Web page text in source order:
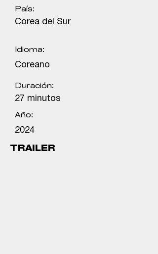
País:
Corea del Sur
Idioma:
Coreano
Duración:
27 minutos
Año:
2024
TRAILER